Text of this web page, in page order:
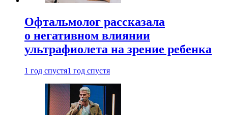
Офтальмолог рассказала
о негативном влиянии
ультрафиолета на зрение ребенка
1 год спустя1 год спустя